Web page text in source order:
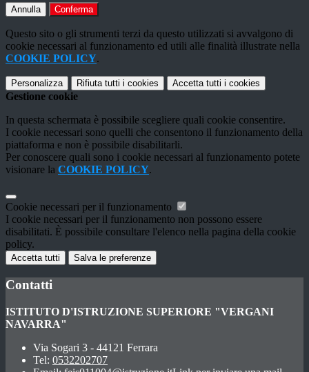
Annulla Conferma
Questo sito o gli strumenti terzi da questo utilizzati si avvalgono di
cookie necessari al funzionamento ed utili alle finalità illustrate nella
COOKIE POLICY.
Personalizza Rifiuta tutti i cookies Accetta tutti i cookies
Gestione cookie
In questa schermata è possibile scegliere quali cookie consentire.
I cookie necessari sono quelli che consentono il funzionamento della
piattaforma e non è possibile disabilitarli.
Per conoscere quali sono i cookie necessari al funzionamento potete
visionare la COOKIE POLICY.
Cookie necessari per il funzionamento
I cookie necessari per il funzionamento non possono essere
disabilitati. È possibile consultare l'elenco nella pagina della cookie
policy.
Accetta tutti Salva le preferenze
Contatti
ISTITUTO D'ISTRUZIONE SUPERIORE "VERGANI
NAVARRA"
Via Sogari 3 - 44121 Ferrara
Tel: 0532202707